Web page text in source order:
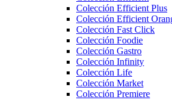
Colección Efficient Plus
Colección Efficient
Colección Fast Click
Colección Foodie
Colección Gastro
Colección Infinity
Colección Life
Colección Market
Colección Premiere